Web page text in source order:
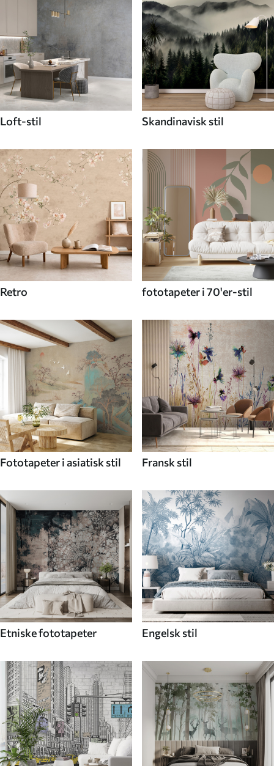
Loft-stil Skandinavisk stil
Retro fototapeter i 70'er-stil
Fototapeter i asiatisk stil Fransk stil
Etniske fototapeter Engelsk stil